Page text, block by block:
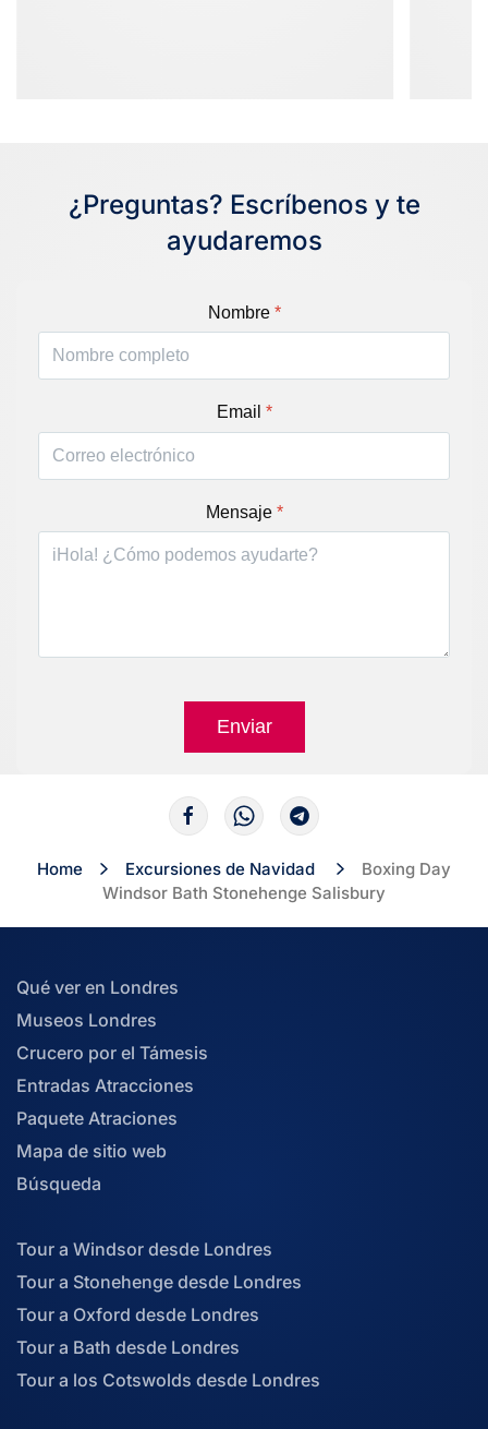
¿Preguntas? Escríbenos y te
ayudaremos
Nombre *
Email *
Mensaje *
Enviar
Home Excursiones de Navidad
Boxing Day
Windsor Bath Stonehenge Salisbury
Qué ver en Londres
Museos Londres
Crucero por el Támesis
Entradas Atracciones
Paquete Atraciones
Mapa de sitio web
Búsqueda
Tour a Windsor desde Londres
Tour a Stonehenge desde Londres
Tour a Oxford desde Londres
Tour a Bath desde Londres
Tour a los Cotswolds desde Londres